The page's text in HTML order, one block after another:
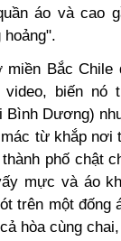
áo và cao
Bắc
biến nó
Bình Dương)
từ khắp
phố chật
mực và áo
trên một đống
hòa cùng